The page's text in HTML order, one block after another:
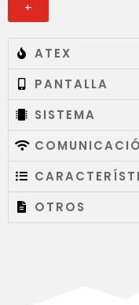
ATEX
PANTALLA
SISTEMA
OTROS